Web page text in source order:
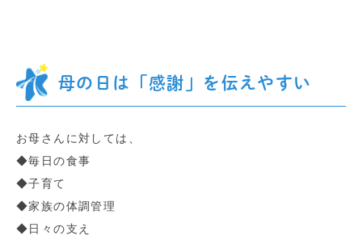
母の日は「感謝」を伝えやすい
お母さんに対しては、
◆毎日の食事
◆子育て
◆家族の体調管理
◆日々の支え